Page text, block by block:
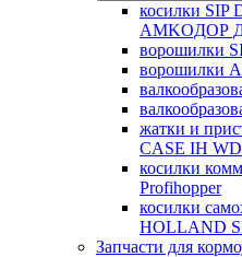
косилки SIP
AMKOДОР
ворошилки
ворошилки
жатки и
CASE IH
косилки
Profihopper
косилки
HOLLAND
Запчасти для